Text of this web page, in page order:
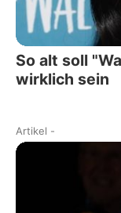
So alt soll
wirklich sein
Artikel -